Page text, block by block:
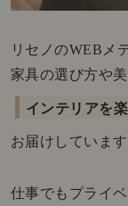
リセノのWEBメ
家具の選び方や
インテリアを
お届けしています
仕事でもプライ